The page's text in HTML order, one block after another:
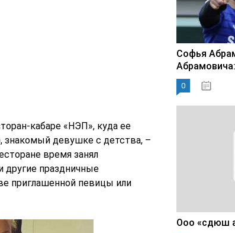
кабаре «НЭП», куда ее
знакомый девушке с детства, –
время занял
другие праздничные
приглашенной певицы или
Софья
0
Ооо «сдюш